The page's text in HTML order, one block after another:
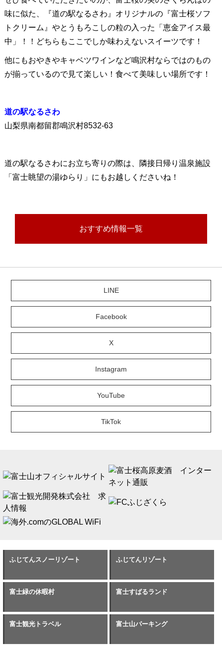
味に似た、『道の駅なるさわ』オリジナルの『富士桜ソフ
トクリーム』やとうもろこしの粒の入った「恵金アイス最
中」！！どちらもここでしか味わえないスイーツです！
他にもおやきやキャベツワインなど鳴沢村ならではのもの
が揃っているので見て楽しい！食べて美味しい場所です！
道の駅なるさわ
山梨県南都留郡鳴沢村8532-63
道の駅なるさわにお立ち寄りの際は、隣接日帰り温泉施設
「富士眺望の湯ゆらり」にもお越しくださいね！
おすすめ情報一覧
LINE
Facebook
X
Instagram
YouTube
TikTok
ふじてんスノーリゾート ふじてんリゾート
富士緑の休暇村 富士すばるランド
富士観光トラベル 富士山パーキング